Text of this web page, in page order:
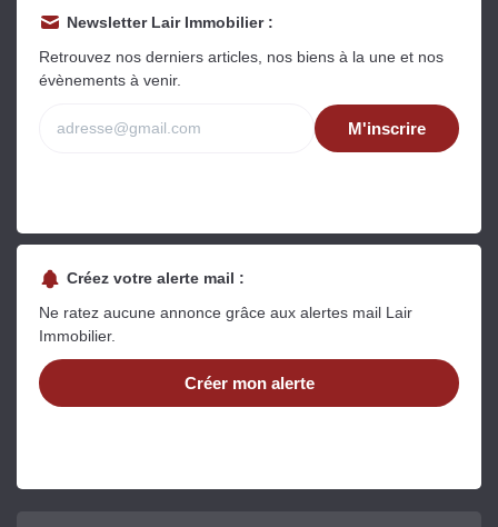
Newsletter Lair Immobilier :
Retrouvez nos derniers articles, nos biens à la une et nos
évènements à venir.
M'inscrire
Créez votre alerte mail :
Ne ratez aucune annonce grâce aux alertes mail Lair
Immobilier.
Créer mon alerte